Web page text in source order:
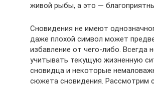
живой рыбы, а это —
Сновидения не имеют
даже плохой символ может
избавление от чего-либо. Всегда
учитывать текущую жизненную
сновидца и некоторые
сюжета сновидения. Рассмотрим